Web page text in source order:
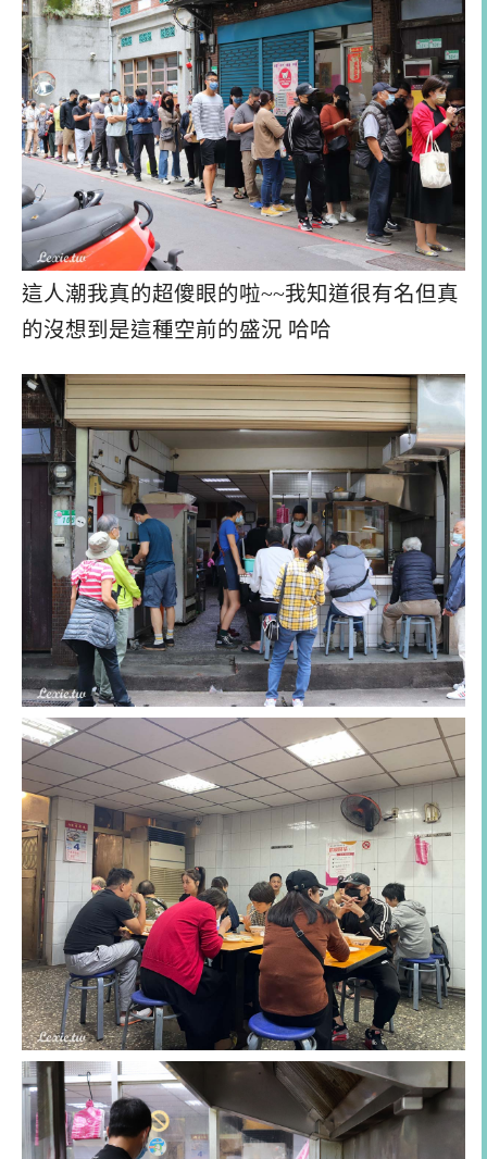
這人潮我真的超傻眼的啦~~我知道很有名但真
的沒想到是這種空前的盛況 哈哈